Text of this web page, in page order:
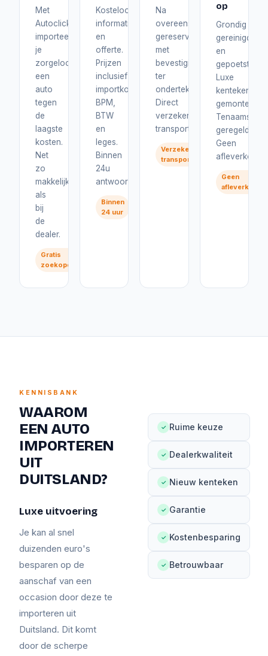
Met
Autoclick
importeer
je
zorgeloos
een
auto
tegen
de
laagste
kosten.
Net
zo
makkelijk
als
bij
de
dealer.
Gratis
zoekopdracht
Kosteloos
informatie
en
offerte.
Prijzen
inclusief
importkosten,
BPM,
BTW
en
leges.
Binnen
24u
antwoord.
Binnen
24 uur
Na
overeenstemming
gereserveerd
met
bevestiging
ter
ondertekening.
Direct
verzekerd
transport.
Verzekerd
transport
op
Grondig
gereinigd
en
gepoetst.
Luxe
gemonteerd.
geregeld.
Geen
Geen
afleverkosten
KENNISBANK
WAAROM
EEN AUTO
IMPORTEREN
UIT
DUITSLAND?
Luxe uitvoering
Je kan al snel
duizenden euro's
besparen op de
aanschaf van een
occasion door deze te
importeren uit
Duitsland. Dit komt
door de scherpe
✓ Ruime keuze
✓ Dealerkwaliteit
✓ Nieuw kenteken
✓ Garantie
✓ Kostenbesparing
✓ Betrouwbaar